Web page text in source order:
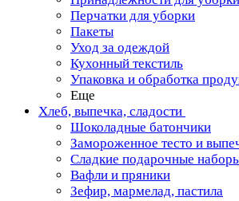
Перчатки для уборки
Пакеты
Уход за одеждой
Кухонный текстиль
Упаковка и обработка
Еще
Хлеб, выпечка, сладости
Шоколадные батончики
Замороженное тесто и
Сладкие подарочные
Вафли и пряники
Зефир, мармелад, пастила